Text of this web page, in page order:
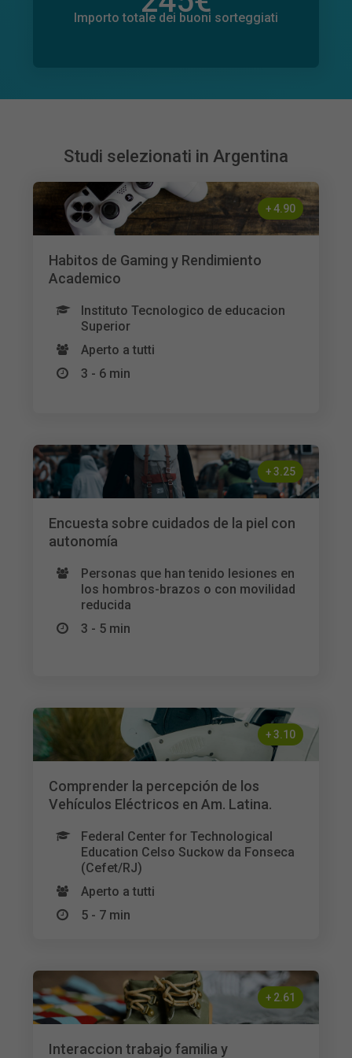
Importo totale dei buoni sorteggiati
1€
Studi selezionati in Argentina
+4.90
Habitos de Gaming y Rendimiento
Academico
Instituto Tecnologico de educacion
Superior
Aperto a tutti
3 - 6 min
+3.25
Encuesta sobre cuidados de la piel con
autonomía
Personas que han tenido lesiones en
los hombros-brazos o con movilidad
reducida
3 - 5 min
+3.10
Comprender la percepción de los
Vehículos Eléctricos en Am. Latina.
Federal Center for Technological
Education Celso Suckow da Fonseca
(Cefet/RJ)
Aperto a tutti
5 - 7 min
+ 2.61
Interaccion trabajo familia y